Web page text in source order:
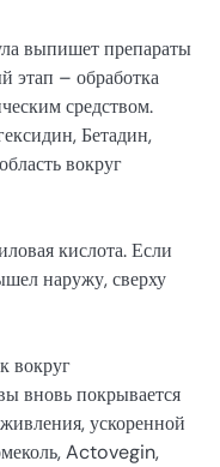
выпишет препараты
этап – обработка
средством.
Бетадин,
вокруг
кислота. Если
наружу, сверху
вокруг
вновь покрывается
ускоренной
Actovegin,